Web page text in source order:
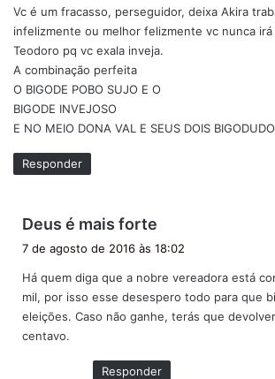
Vc é um fracasso, perseguidor, deixa Akira
infelizmente ou melhor felizmente vc nunca
Teodoro pq vc exala inveja.
A combinação perfeita
O BIGODE POBO SUJO E O
BIGODE INVEJOSO
E NO MEIO DONA VAL E SEUS DOIS
Responder
Deus é mais forte
s
e
:
7 de agosto de 2016 às 18:02
Há quem diga que a nobre vereadora está
mil, por isso esse desespero todo para que
eleições. Caso não ganhe, terás que
centavo.
Responder